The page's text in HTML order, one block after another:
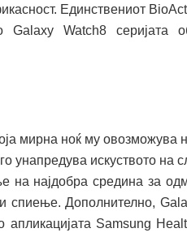
Единствениот
Watch8 серијата
мирна ноќ му овозможува
унапредува искуството на
на најдобра средина за
спиење. Дополнително,
апликацијата Samsung